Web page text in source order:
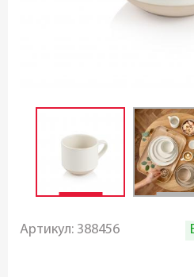
Артикул: 388456